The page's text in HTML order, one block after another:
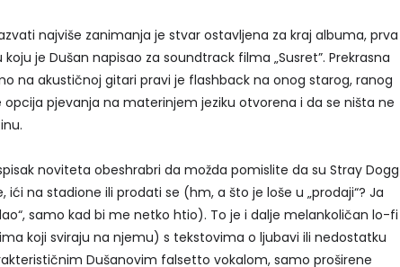
najviše zanimanja je stvar ostavljena za kraj albuma, prva
je Dušan napisao za soundtrack filma „Susret”. Prekrasna
na akustičnoj gitari pravi je flashback na onog starog, ranog
opcija pjevanja na materinjem jeziku otvorena i da se ništa ne
noviteta obeshrabri da možda pomislite da su Stray Dogg
ići na stadione ili prodati se (hm, a što je loše u „prodaji“? Ja
samo kad bi me netko htio). To je i dalje melankoličan lo-fi
koji sviraju na njemu) s tekstovima o ljubavi ili nedostatku
Dušanovim falsetto vokalom, samo proširene